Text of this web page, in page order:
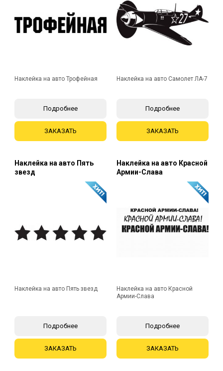
Наклейка на авто Трофейная
Подробнее
ЗАКАЗАТЬ
Наклейка на авто Самолет ЛА-7
Подробнее
ЗАКАЗАТЬ
Наклейка на авто Пять
звезд
Наклейка на авто Пять звезд
Подробнее
ЗАКАЗАТЬ
Наклейка на авто Красной
Армии-Слава
Наклейка на авто Красной
Армии-Слава
Подробнее
ЗАКАЗАТЬ